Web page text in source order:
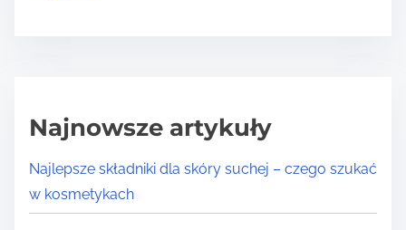
Najnowsze artykuły
Najlepsze składniki dla skóry suchej – czego szukać
w kosmetykach